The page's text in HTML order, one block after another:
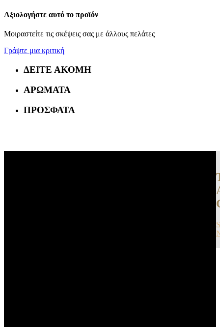
Αξιολογήστε αυτό το προϊόν
Μοιραστείτε τις σκέψεις σας με άλλους πελάτες
Γράψτε μια κριτική
ΔΕΙΤΕ ΑΚΟΜΗ
ΑΡΩΜΑΤΑ
ΠΡΟΣΦΑΤΑ